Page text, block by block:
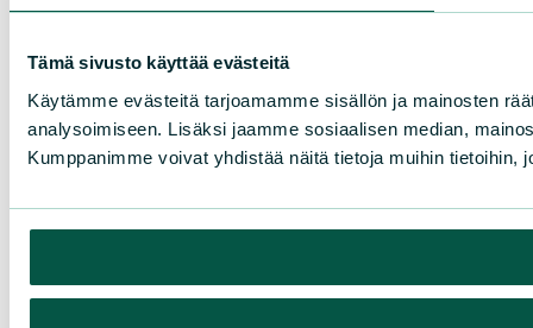
Tämä sivusto käyttää evästeitä
Käytämme evästeitä tarjoamamme sisällön ja mainosten
analysoimiseen. Lisäksi jaamme sosiaalisen median,
Kumppanimme voivat yhdistää näitä tietoja muihin tietoihin,